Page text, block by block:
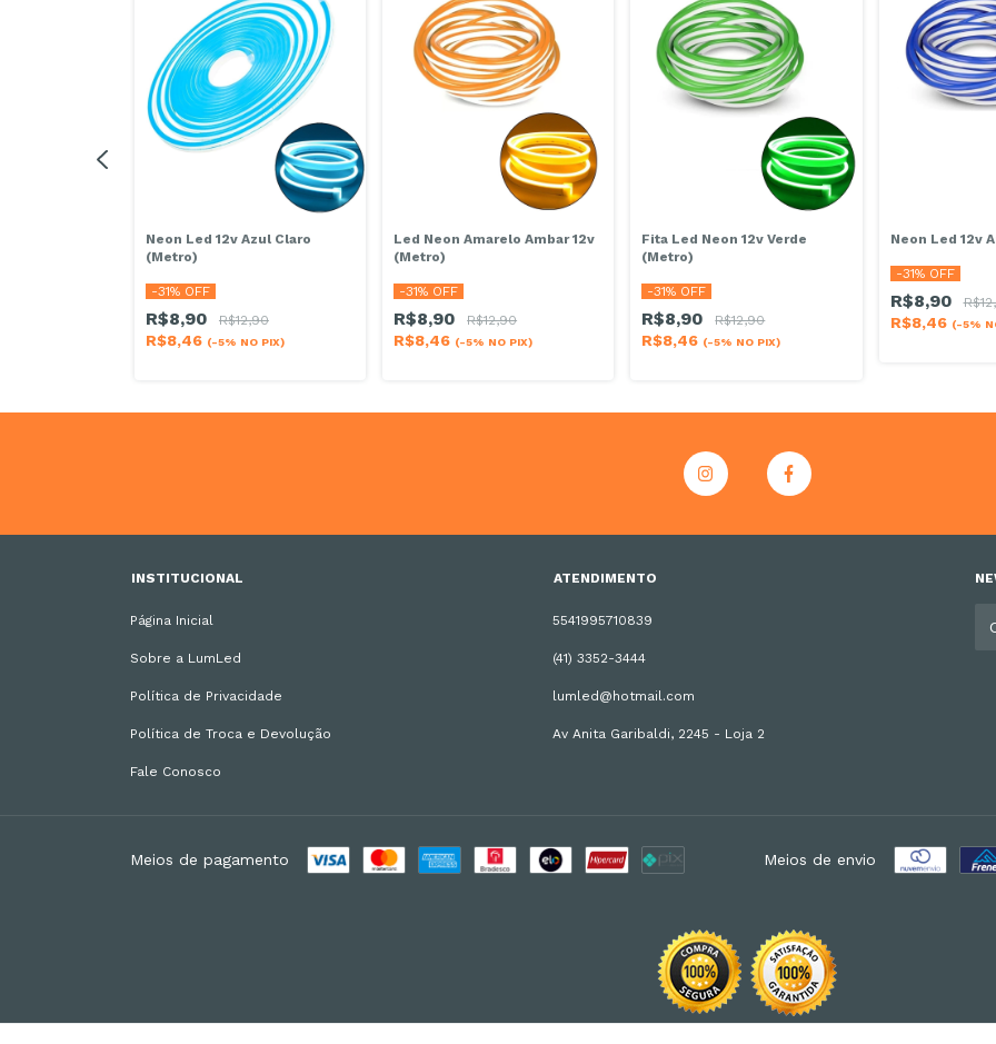
Neon Led 12v Azul Claro
(Metro)
-31% OFF
R$8,90 R$12,90
R$8,46 (-5% NO PIX)
Led Neon Amarelo Ambar 12v
(Metro)
-31% OFF
R$8,90 R$12,90
R$8,46 (-5% NO PIX)
Fita Led Neon 12v Verde
(Metro)
-31% OFF
R$8,90 R$12,90
R$8,46 (-5% NO PIX)
Neon Led 12v
-31% OFF
R$8,90
R$8,46 (-5%
INSTITUCIONAL
Página Inicial
Sobre a LumLed
Política de Privacidade
Política de Troca e Devolução
Fale Conosco
ATENDIMENTO
5541995710839
(41) 3352-3444
lumled@hotmail.com
Av Anita Garibaldi, 2245 - Loja 2
Meios de pagamento Meios de envio